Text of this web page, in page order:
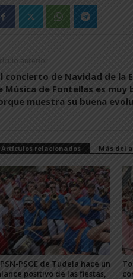
anterior
concierto de Navidad de la
Música de Fontellas es muy
muestra su buena
Artículos relacionados Más del
PSOE de Tudela hace un
positivo de las fiestas,